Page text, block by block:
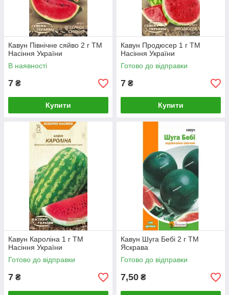
Кавун Північне сяйво 2 г ТМ
Насіння України
В наявності
7 ₴
Купити
Кавун Продюсер 1 г ТМ
Насіння України
Готово до відправки
7 ₴
Купити
Кавун Кароліна 1 г ТМ
Насіння України
Готово до відправки
7 ₴
Кавун Шуга Бебі 2 г ТМ
Яскрава
Готово до відправки
7,50 ₴